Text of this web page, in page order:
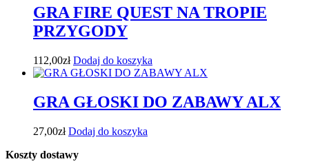
GRA FIRE QUEST NA TROPIE
PRZYGODY
112,00zł Dodaj do koszyka
GRA GŁOSKI DO ZABAWY ALX
27,00zł Dodaj do koszyka
Koszty dostawy